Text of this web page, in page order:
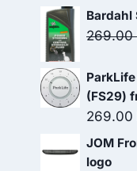
Bardahl
269.00
(FS29)
269.00
JOM
logo